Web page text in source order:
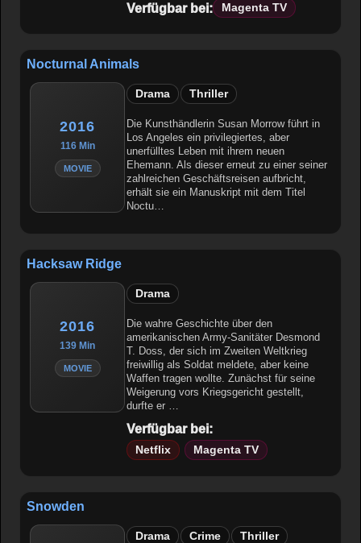
Verfügbar bei: Magenta TV
Nocturnal Animals
2016
116 Min
MOVIE
Drama Thriller
Die Kunsthändlerin Susan Morrow führt in
Los Angeles ein privilegiertes, aber
unerfülltes Leben mit ihrem neuen
Ehemann. Als dieser erneut zu einer seiner
zahlreichen Geschäftsreisen aufbricht,
erhält sie ein Manuskript mit dem Titel
Noctu…
Hacksaw Ridge
2016
139 Min
MOVIE
Drama
Die wahre Geschichte über den
amerikanischen Army-Sanitäter Desmond
T. Doss, der sich im Zweiten Weltkrieg
freiwillig als Soldat meldete, aber keine
Waffen tragen wollte. Zunächst für seine
Weigerung vors Kriegsgericht gestellt,
durfte er …
Verfügbar bei:
Netflix Magenta TV
Snowden
Drama Crime Thriller